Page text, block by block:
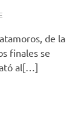
de la
finales se
al[…]